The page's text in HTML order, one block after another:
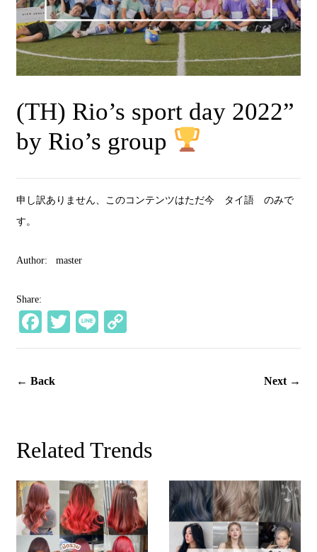
(TH) Rio’s sport day 2022”
by Rio’s group
申し訳ありません、このコンテンツはただ今 タイ語 のみで
す。
Author: master
Share:
Fa
ce
ok
T
wi
Li
ne op
← Back Next →
Related Trends